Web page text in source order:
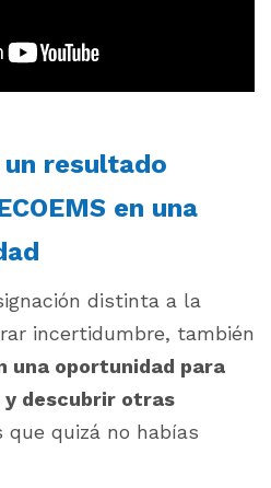
resultado
en una
distinta a la
incertidumbre, también
una oportunidad para
descubrir otras
que quizá no habías